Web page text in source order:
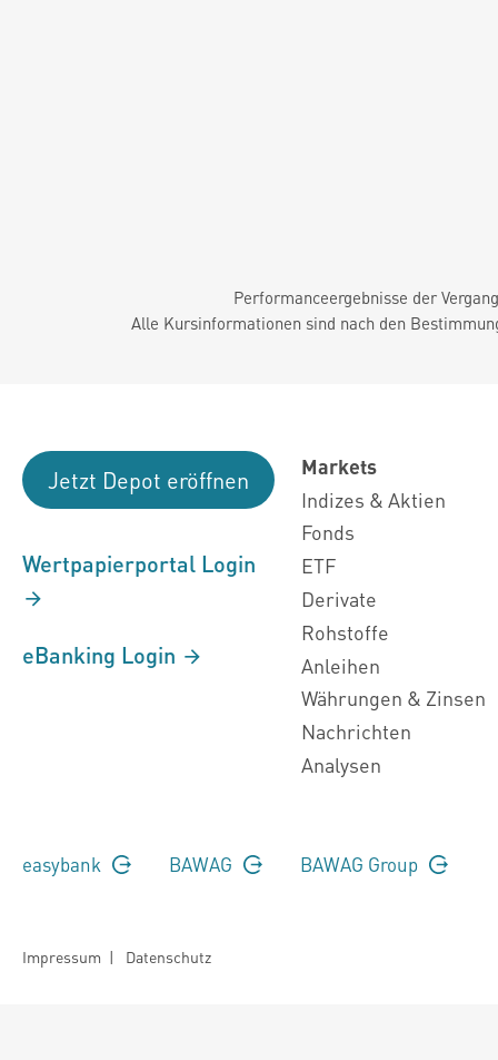
Performanceergebnisse der
Alle Kursinformationen sind nach den
Jetzt Depot eröffnen
Wertpapierportal Login
eBanking Login
Markets
Indizes & Aktien
Fonds
ETF
Derivate
Rohstoffe
Anleihen
Währungen & Zinsen
Nachrichten
Analysen
easybank BAWAG BAWAG Group
Impressum | Datenschutz